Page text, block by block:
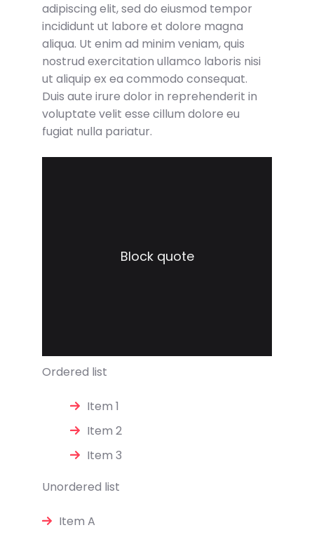
adipiscing elit, sed do eiusmod tempor
incididunt ut labore et dolore magna
aliqua. Ut enim ad minim veniam, quis
nostrud exercitation ullamco laboris nisi
ut aliquip ex ea commodo consequat.
Duis aute irure dolor in reprehenderit in
voluptate velit esse cillum dolore eu
fugiat nulla pariatur.
Block quote
Ordered list
Item 1
Item 2
Item 3
Unordered list
Item A